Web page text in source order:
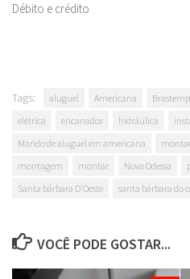
Débito e crédito
Tags: aluguel Americana Brastemp
elétrica
encanador hidráulica
Marido de aluguel em americana
montagem
montar Nova Odessa
Santa bárbara D'Oeste
santa bárbara do
VOCÊ PODE GOSTAR...